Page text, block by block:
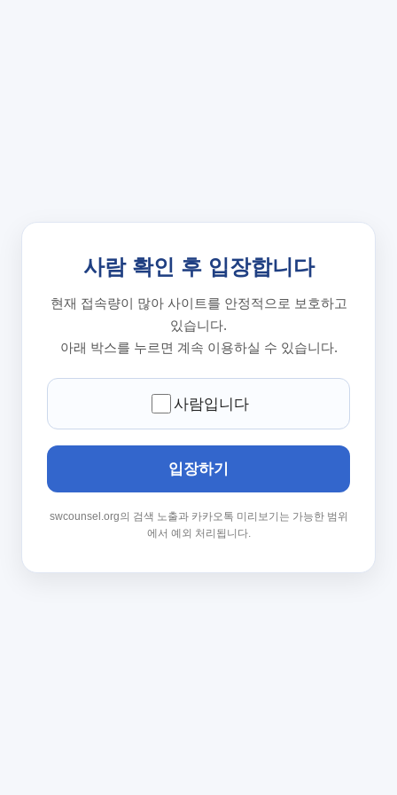
사람 확인 후 입장합니다
현재 접속량이 많아 사이트를 안정적으로 보호하고
있습니다.
아래 박스를 누르면 계속 이용하실 수 있습니다.
사람입니다
입장하기
swcounsel.org의 검색 노출과 카카오톡 미리보기는 가능한 범위
에서 예외 처리됩니다.